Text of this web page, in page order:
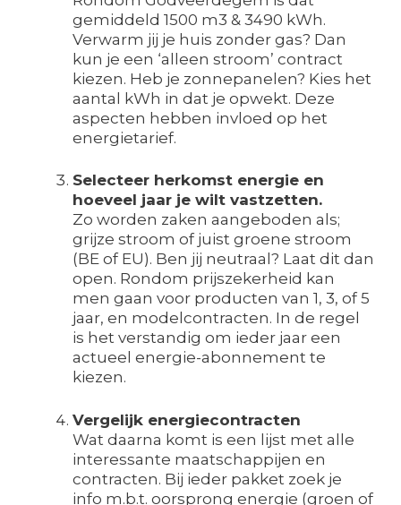
gemiddeld 1500 m3 & 3490 kWh.
Verwarm jij je huis zonder gas? Dan
kun je een ‘alleen stroom’ contract
kiezen. Heb je zonnepanelen? Kies het
aantal kWh in dat je opwekt. Deze
aspecten hebben invloed op het
energietarief.
Selecteer herkomst energie en
hoeveel jaar je wilt vastzetten.
Zo worden zaken aangeboden als;
grijze stroom of juist groene stroom
(BE of EU). Ben jij neutraal? Laat dit dan
open. Rondom prijszekerheid kan
men gaan voor producten van 1, 3, of 5
jaar, en modelcontracten. In de regel
is het verstandig om ieder jaar een
actueel energie-abonnement te
kiezen.
Vergelijk energiecontracten
Wat daarna komt is een lijst met alle
interessante maatschappijen en
contracten. Bij ieder pakket zoek je
info m.b.t. oorsprong energie (groen of